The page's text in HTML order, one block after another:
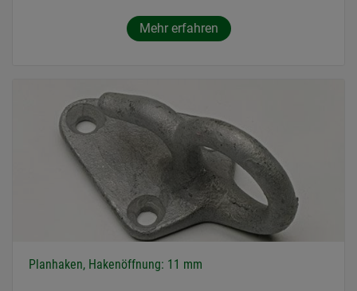
Mehr erfahren
Planhaken, Hakenöffnung: 11 mm